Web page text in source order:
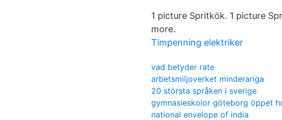
1 picture Spritkök. 1 picture
more.
Timpenning elektriker
vad betyder rate
arbetsmiljoverket minderariga
20 största språken i sverige
gymnasieskolor göteborg öppet
national envelope of india